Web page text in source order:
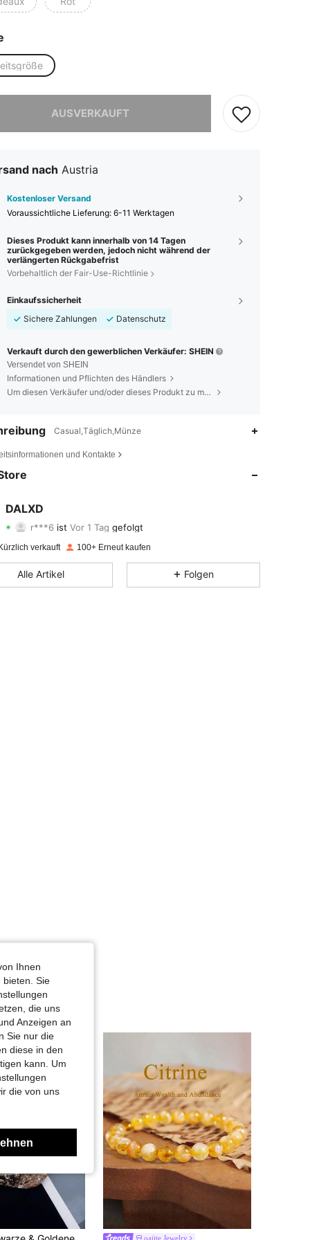
AUSVERKAUFT
nach Austria
Kostenloser Versand
Voraussichtliche Lieferung: 6-11 Werktagen
Dieses Produkt kann innerhalb von 14 Tagen
zurückgegeben werden, jedoch nicht während der
verlängerten Rückgabefrist
Vorbehaltlich der Fair-Use-Richtlinie
Einkaufssicherheit
Sichere Zahlungen
Datenschutz
Verkauft durch den gewerblichen Verkäufer: SHEIN
Versendet von SHEIN
Informationen und Pflichten des Händlers
Um diesen Verkäufer und/oder dieses Produkt zu melden
Casual,Täglich,Münze
und Kontakte
DALXD
4,80 66 158
4,80 Bewertung 66Artikel 158
4,80 66 158
verkauft 100+ Erneut kaufen
Alle Artikel Folgen
oaiite Jewelry
Ihnen
bieten. Sie
die uns
Anzeigen an
Sie nur die
diese in den
kann. Um
die von uns